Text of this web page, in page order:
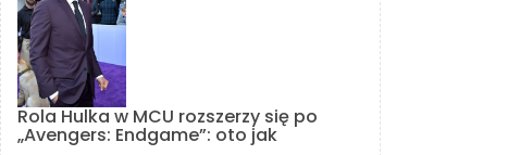
Rola Hulka w MCU rozszerzy się po
„Avengers: Endgame”: oto jak